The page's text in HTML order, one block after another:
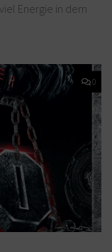
Energie in dem
0